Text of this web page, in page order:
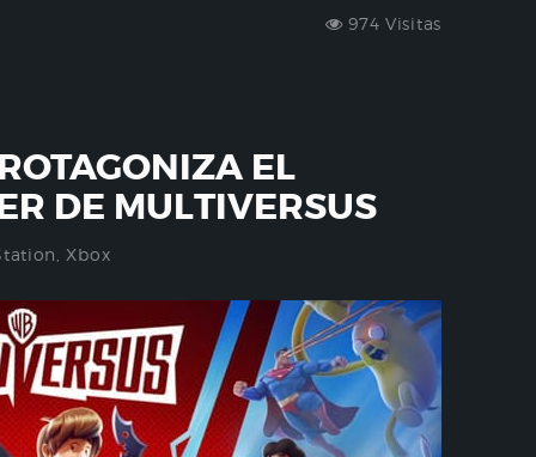
974 Visitas
EL
DE MULTIVERSUS
Xbox